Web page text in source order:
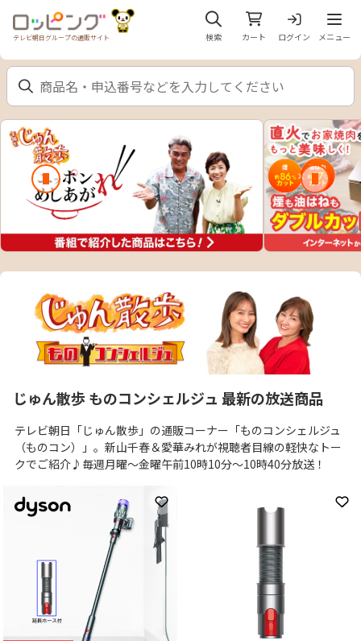
テレビ朝日グループの通販サイト 検索 カート ログイン
メニ
メニュー
前のスライド 次のス
じゅん散歩 ものコンシェルジュ 最新の放送商品
テレビ朝日「じゅん散歩」の通販コーナー「ものコンシェルジュ
（ものコン）」。新山千春＆愛華みれが視聴者目線の軽快なトー
クでご紹介♪毎週月曜～金曜午前10時10分～10時40分放送！
お気に入りに登録 お